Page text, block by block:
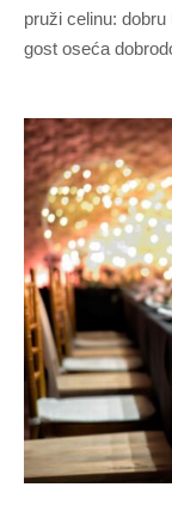
pruži celinu:
gost oseća